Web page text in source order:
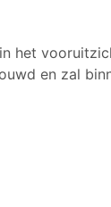
het
en zal